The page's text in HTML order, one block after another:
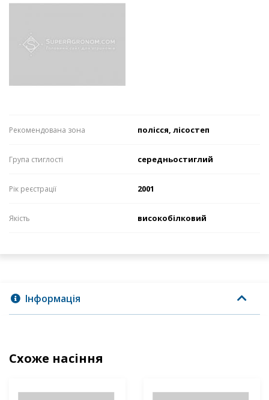
Рекомендована зона полісся, лісостеп
Група стиглості середньостиглий
Рік реєстрації 2001
Якість високобілковий
Інформація
Схоже насіння